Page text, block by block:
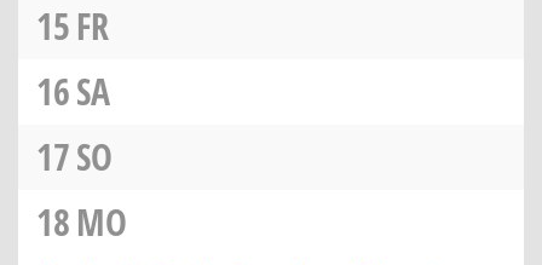
15FR
16SA
17SO
18MO